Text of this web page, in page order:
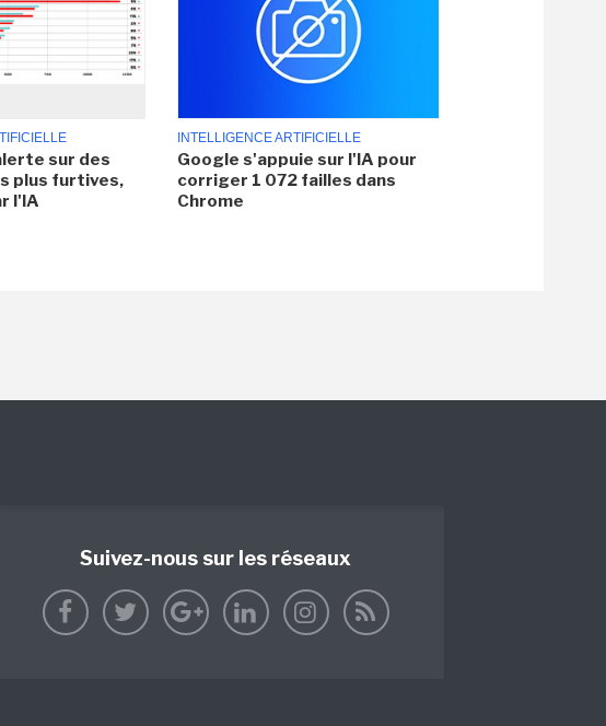
sur des
plus furtives,
l'IA
INTELLIGENCE ARTIFICIELLE
Google s'appuie sur l'IA pour
corriger 1 072 failles dans
Chrome
Suivez-nous sur les réseaux